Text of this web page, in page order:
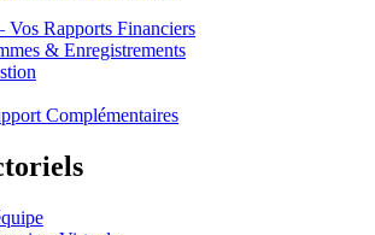
Vos Rapports Financiers
& Enregistrements
Complémentaires